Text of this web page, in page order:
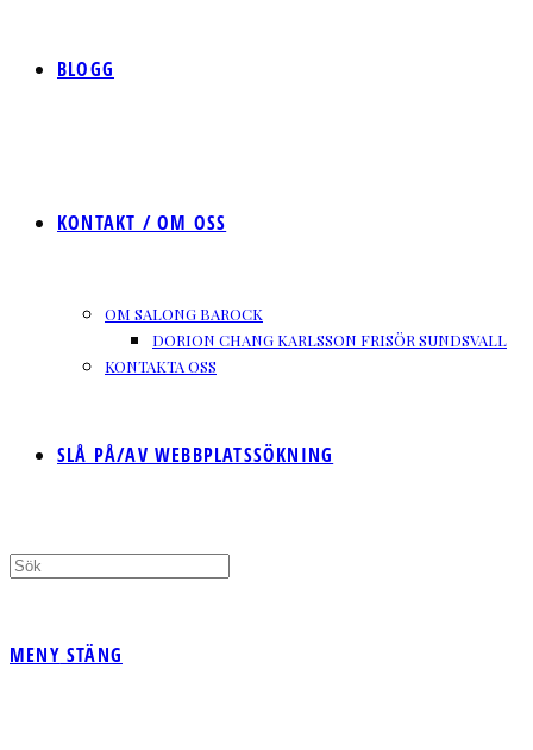
BLOGG
KONTAKT / OM OSS
OM SALONG BAROCK
DORION CHANG KARLSSON FRISÖR SUNDSVALL
KONTAKTA OSS
SLÅ PÅ/AV WEBBPLATSSÖKNING
MENY STÄNG